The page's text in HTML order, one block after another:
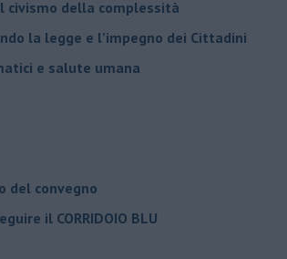
civismo della complessità
la legge e l’impegno dei Cittadini
e salute umana
del convegno
il CORRIDOIO BLU